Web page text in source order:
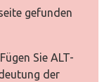
gefunden
Sie ALT-
der